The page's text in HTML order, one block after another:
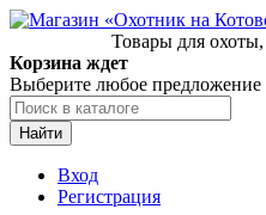
Товары для
Корзина ждет
Выберите любое предложение
Найти
Вход
Регистрация